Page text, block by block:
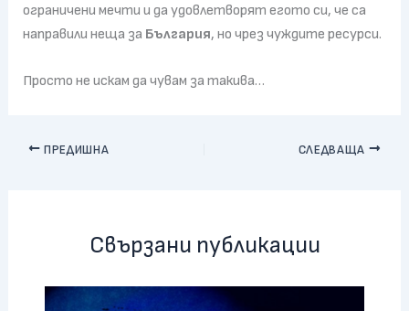
ограничени мечти и да удовлетворят егото си, че са
направили неща за България, но чрез чуждите ресурси.
Просто не искам да чувам за такива…
ПРЕДИШНА СЛЕДВАЩА
Свързани публикации